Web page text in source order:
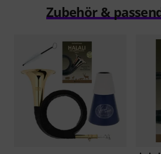
Zubehör &